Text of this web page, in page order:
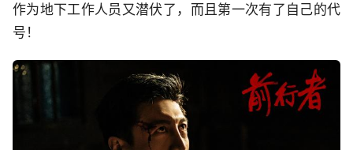
作为地下工作人员又潜伏了，而且第一次有了自己的代
号！